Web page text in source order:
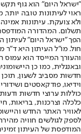
"ישראל היום" הוא גוף
ראוי לעיתונות טובה
ולא צועקת. עיתונות
הפך "ישראל היום" לעיתון
חול. מו"ל העיתון היא ד"ר
והעורך המייסד הוא עמוס
חדשות מסביב לשעון, תוכן
וידיאו, פודקאסטים
כוללות ערוצי חדשות
לאוויר האתר החדש
לספק לגולשים חוויה
המודפסת של העיתון